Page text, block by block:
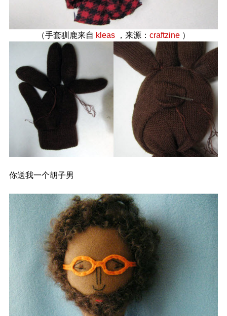
（手套驯鹿来自 kleas ，来源： craftzine ）
你送我一个胡子男